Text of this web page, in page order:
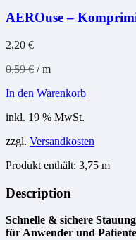
AEROuse –
2,20 €
0,59€ /m
In den Warenkorb
inkl. 19 % MwSt.
zzgl. Versandkosten
Produkt enthält: 3,75 m
Description
Schnelle & sichere
für Anwender und